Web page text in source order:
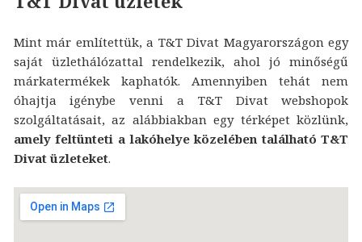
Mint már említettük, a T&T Divat Magyarországon egy
saját üzlethálózattal rendelkezik, ahol jó minőségű
márkatermékek kaphatók. Amennyiben tehát nem
óhajtja igénybe venni a T&T Divat webshopok
szolgáltatásait, az alábbiakban egy térképet közlünk,
amely feltünteti a lakóhelye közelében található T&T
Divat üzleteket.